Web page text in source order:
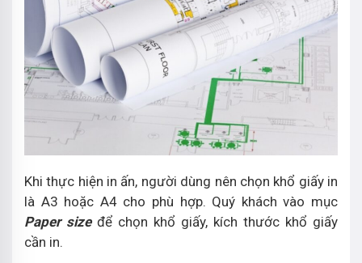
Khi thực hiện in ấn, người dùng nên chọn khổ giấy in
là A3 hoặc A4 cho phù hợp. Quý khách vào mục
Paper size để chọn khổ giấy, kích thước khổ giấy
cần in.